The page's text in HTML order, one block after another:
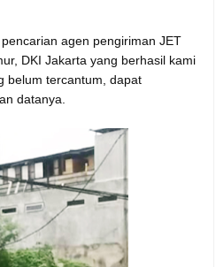
agen pengiriman JET
DKI Jakarta yang berhasil kami
belum tercantum, dapat
datanya.